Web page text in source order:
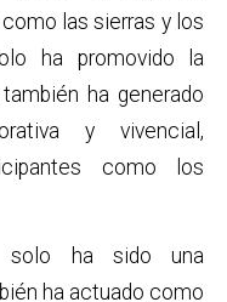
las sierras y los
ha promovido la
ha generado
y vivencial,
como los
solo ha sido una
ha actuado como